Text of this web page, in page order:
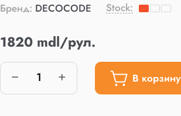
Бренд: DECOCODE Stock:
1820 mdl/рул.
В корзину